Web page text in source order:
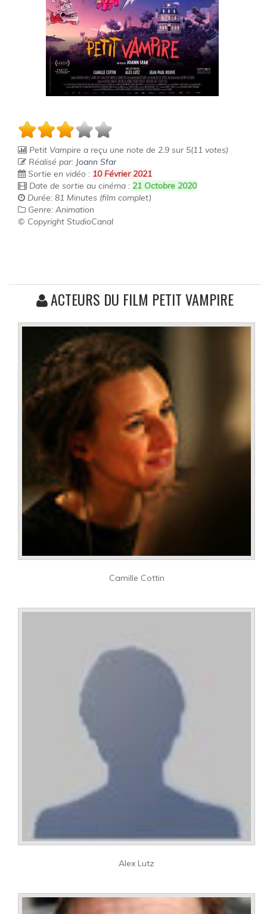
Petit Vampire a reçu une note de 2.9 sur 5(11 votes)
Réalisé par: Joann Sfar
Sortie en vidéo : 10 Février 2021
Date de sortie au cinéma : 21 Octobre 2020
Durée: 81 Minutes (film complet)
Genre: Animation
© Copyright StudioCanal
ACTEURS DU FILM PETIT VAMPIRE
Camille Cottin
Alex Lutz